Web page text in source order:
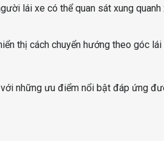
lái xe có thể quan sát xung
thị cách chuyển hướng theo góc
những ưu điểm nổi bật đáp ứng